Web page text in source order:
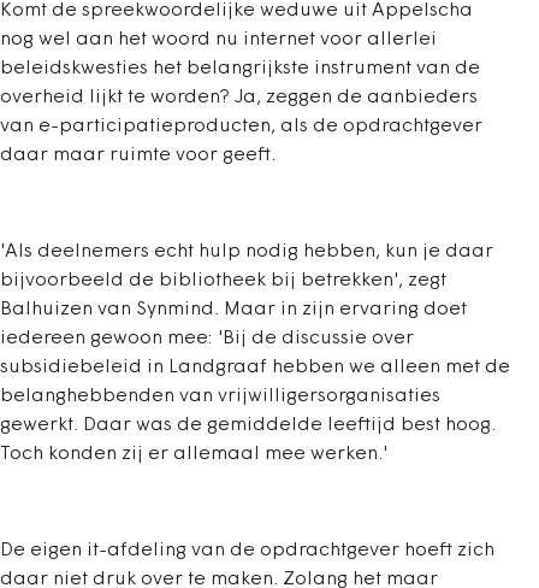
Komt de spreekwoordelijke weduwe uit Appelscha
nog wel aan het woord nu internet voor allerlei
beleidskwesties het belangrijkste instrument van de
overheid lijkt te worden? Ja, zeggen de aanbieders
van e-participatieproducten, als de opdrachtgever
daar maar ruimte voor geeft.
'Als deelnemers echt hulp nodig hebben, kun je daar
bijvoorbeeld de bibliotheek bij betrekken', zegt
Balhuizen van Synmind. Maar in zijn ervaring doet
iedereen gewoon mee: 'Bij de discussie over
subsidiebeleid in Landgraaf hebben we alleen met de
belanghebbenden van vrijwilligersorganisaties
gewerkt. Daar was de gemiddelde leeftijd best hoog.
Toch konden zij er allemaal mee werken.'
De eigen it-afdeling van de opdrachtgever hoeft zich
daar niet druk over te maken. Zolang het maar